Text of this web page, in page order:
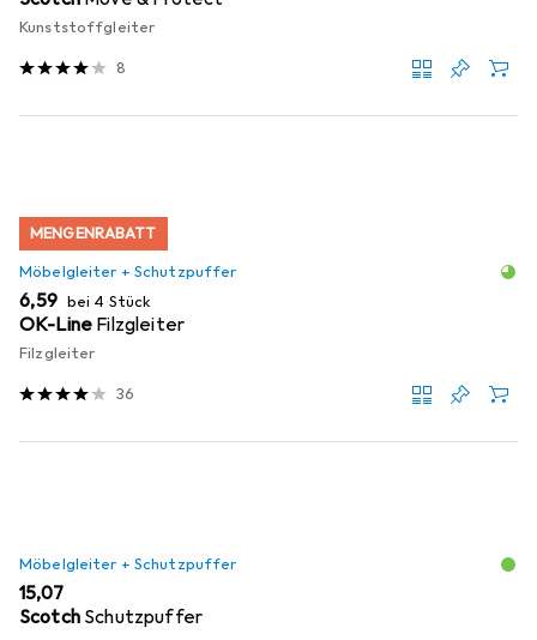
Kunststoffgleiter
8
MENGENRABATT
Möbelgleiter + Schutzpuffer
EUR
6,59 bei 4 Stück
OK-Line Filzgleiter
Filzgleiter
36
Möbelgleiter + Schutzpuffer
EUR
15,07
Scotch Schutzpuffer